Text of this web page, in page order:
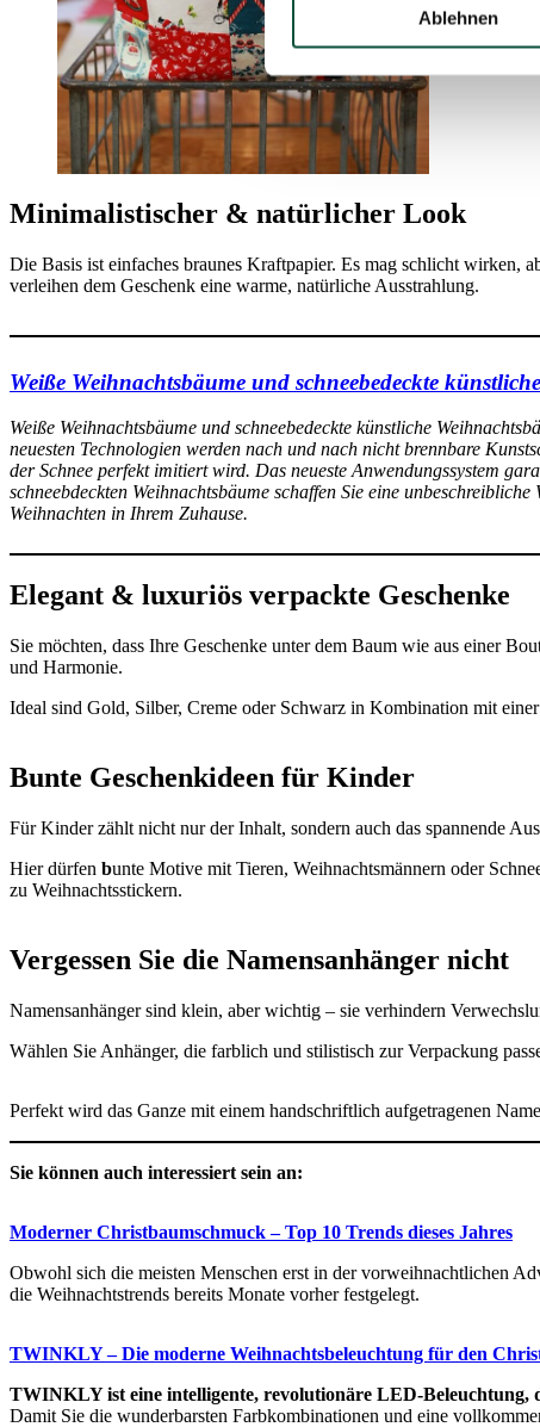
Ablehnen
Minimalistischer & natürlicher Look
Die Basis ist einfaches braunes Kraftpapier. Es mag schlicht wirken,
verleihen dem Geschenk eine warme, natürliche Ausstrahlung.
Weiße Weihnachtsbäume und schneebedeckte
Weiße Weihnachtsbäume und schneebedeckte künstliche
neuesten Technologien werden nach und nach nicht brennbare
der Schnee perfekt imitiert wird. Das neueste Anwendungssystem
schneebdeckten Weihnachtsbäume schaffen Sie eine
Weihnachten in Ihrem Zuhause.
Elegant & luxuriös verpackte Geschenke
Sie möchten, dass Ihre Geschenke unter dem Baum wie aus einer
und Harmonie.
Ideal sind Gold, Silber, Creme oder Schwarz in Kombination mit
Bunte Geschenkideen für Kinder
Für Kinder zählt nicht nur der Inhalt, sondern auch das spannende
Hier dürfen bunte Motive mit Tieren, Weihnachtsmännern oder
zu Weihnachtsstickern.
Vergessen Sie die Namensanhänger nicht
Namensanhänger sind klein, aber wichtig – sie verhindern
Wählen Sie Anhänger, die farblich und stilistisch zur Verpackung
Perfekt wird das Ganze mit einem handschriftlich aufgetragenen
Sie können auch interessiert sein an:
Moderner Christbaumschmuck – Top 10 Trends dieses Jahres
Obwohl sich die meisten Menschen erst in der vorweihnachtlichen
die Weihnachtstrends bereits Monate vorher festgelegt.
TWINKLY – Die moderne Weihnachtsbeleuchtung für den
TWINKLY ist eine intelligente, revolutionäre LED-Beleuchtung,
Damit Sie die wunderbarsten Farbkombinationen und eine